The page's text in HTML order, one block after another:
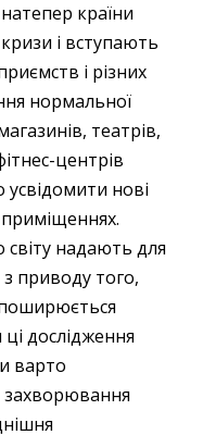
країни
і вступають
і різних
нормальної
театрів,
центрів
усвідомити нові
світу надають для
приводу того,
дослідження
варто